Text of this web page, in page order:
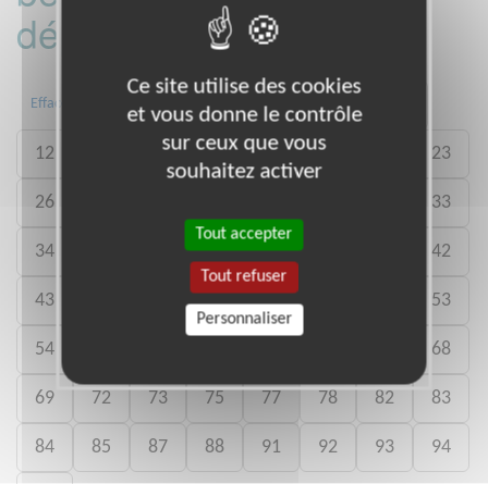
département :
Effacer 03 06 07 09
12 14 15 18 19 23
26 33
34 37 38 42
43 46 47 53
54 68
69 72 73 75 77 78 82 83
84 85 87 88 91 92 93 94
Ce site utilise des cookies
et vous donne le contrôle
sur ceux que vous
souhaitez activer
Tout accepter
Tout refuser
Personnaliser